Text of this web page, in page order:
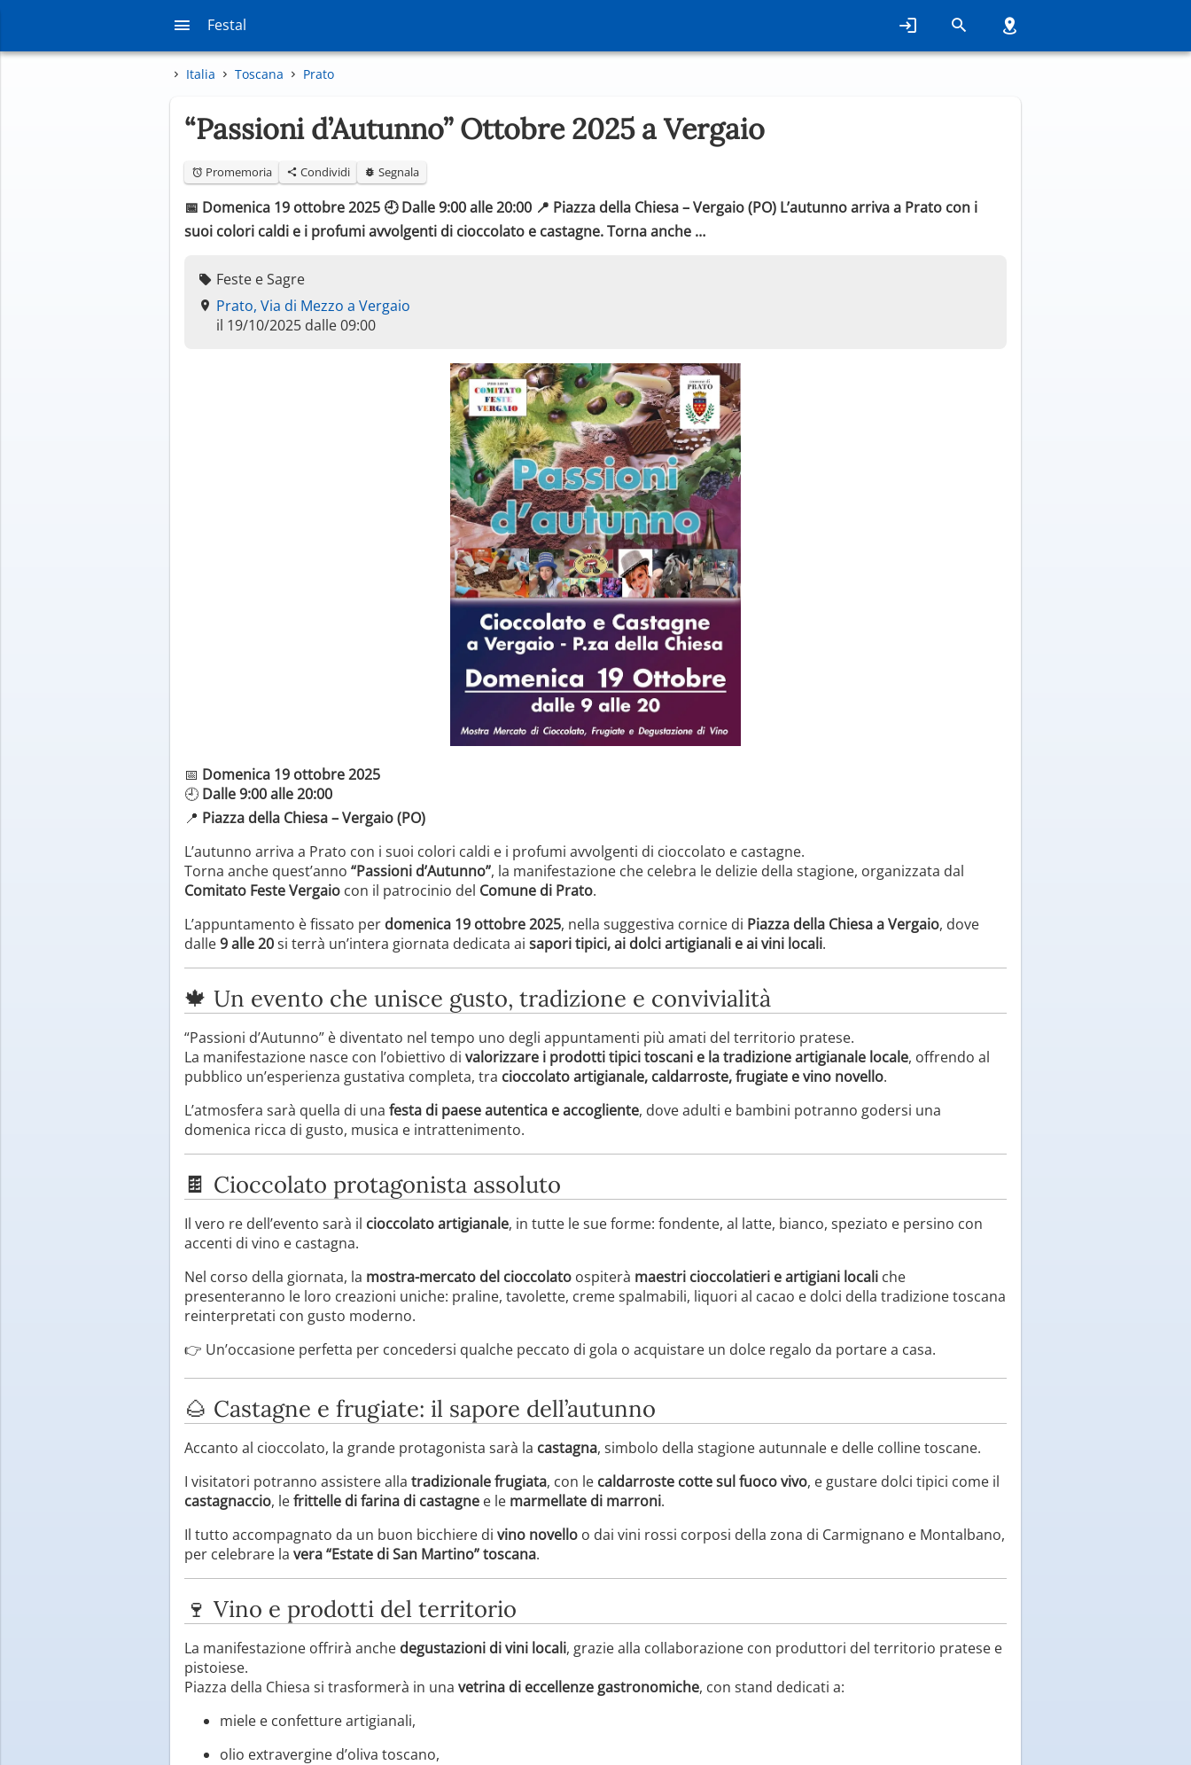
Festal
Italia Toscana Prato
“Passioni d’Autunno” Ottobre 2025 a Vergaio
Promemoria Condividi Segnala
📅 Domenica 19 ottobre 2025 🕘 Dalle 9:00 alle 20:00 📍 Piazza della Chiesa – Vergaio (PO) L’autunno arriva a Prato con i
suoi colori caldi e i profumi avvolgenti di cioccolato e castagne. Torna anche …
Feste e Sagre
Prato, Via di Mezzo a Vergaio
il 19/10/2025 dalle 09:00
📅 Domenica 19 ottobre 2025
🕘 Dalle 9:00 alle 20:00
📍 Piazza della Chiesa – Vergaio (PO)
L’autunno arriva a Prato con i suoi colori caldi e i profumi avvolgenti di cioccolato e castagne.
Torna anche quest’anno “Passioni d’Autunno”, la manifestazione che celebra le delizie della stagione, organizzata dal
Comitato Feste Vergaio con il patrocinio del Comune di Prato.
L’appuntamento è fissato per domenica 19 ottobre 2025, nella suggestiva cornice di Piazza della Chiesa a Vergaio, dove
dalle9 alle 20si terrà un’intera giornata dedicata ai sapori tipici, ai dolci artigianali e ai vini locali.
🍁 Un evento che unisce gusto, tradizione e convivialità
“Passioni d’Autunno” è diventato nel tempo uno degli appuntamenti più amati del territorio pratese.
La manifestazione nasce con l’obiettivo di valorizzare i prodotti tipici toscani e la tradizione artigianale locale, offrendo al
pubblico un’esperienza gustativa completa, tra cioccolato artigianale, caldarroste, frugiate e vino novello.
L’atmosfera sarà quella di una festa di paese autentica e accogliente, dove adulti e bambini potranno godersi una
domenica ricca di gusto, musica e intrattenimento.
🍫 Cioccolato protagonista assoluto
Il vero re dell’evento sarà il cioccolato artigianale, in tutte le sue forme: fondente, al latte, bianco, speziato e persino con
accenti di vino e castagna.
Nel corso della giornata, la mostra-mercato del cioccolato ospiterà maestri cioccolatieri e artigiani locali che
presenteranno le loro creazioni uniche: praline, tavolette, creme spalmabili, liquori al cacao e dolci della tradizione toscana
reinterpretati con gusto moderno.
👉 Un’occasione perfetta per concedersi qualche peccato di gola o acquistare un dolce regalo da portare a casa.
🌰 Castagne e frugiate: il sapore dell’autunno
Accanto al cioccolato, la grande protagonista sarà la castagna, simbolo della stagione autunnale e delle colline toscane.
I visitatori potranno assistere alla tradizionale frugiata, con le caldarroste cotte sul fuoco vivo, e gustare dolci tipici come il
castagnaccio, lefrittelle di farina di castagne e le marmellate di marroni.
Il tutto accompagnato da un buon bicchiere di vino novello o dai vini rossi corposi della zona di Carmignano e Montalbano,
per celebrare la vera “Estate di San Martino” toscana.
🍷 Vino e prodotti del territorio
La manifestazione offrirà anche degustazioni di vini locali, grazie alla collaborazione con produttori del territorio pratese e
pistoiese.
Piazza della Chiesa si trasformerà in una vetrina di eccellenze gastronomiche, con stand dedicati a:
miele e confetture artigianali,
olio extravergine d’oliva toscano,